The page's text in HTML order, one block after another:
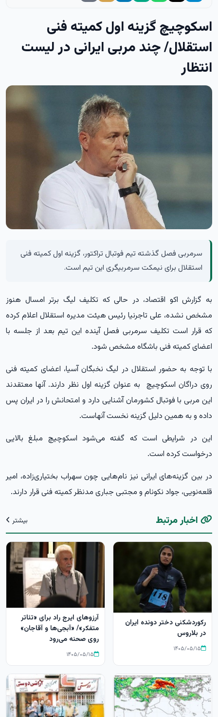
اسکوچیچ گزینه اول کمیته فنی
استقلال/ چند مربی ایرانی در لیست
انتظار
سرمربی فصل گذشته تیم فوتبال تراکتور، گزینه اول کمیته فنی
استقلال برای نیمکت سرمربیگری این تیم است.
به گزارشاکو اقتصاد، در حالی که تکلیف لیگ برتر امسال هنوز
مشخص نشده، علی تاجرنیا رئیس هیئت مدیره استقلال اعلام کرده
که قرار است تکلیف سرمربی فصل آینده این تیم بعد از جلسه با
اعضای کمیته فنی باشگاه مشخص شود.
با توجه به حضور استقلال در لیگ نخبگان آسیا، اعضای کمیته فنی
روی دراگان اسکوچیچ به عنوان گزینه اول نظر دارند. آنها معتقدند
این مربی با فوتبال کشورمان آشنایی دارد و امتحانش را در ایران پس
داده و به همین دلیل گزینه نخست آنهاست.
این در شرایطی است که گفته می‌شود اسکوچیچ مبلغ بالایی
درخواست کرده است.
در بین گزینه‌های ایرانی نیز نام‌هایی چون سهراب بختیاری‌زاده، امیر
قلعه‌نویی، جواد نکونام و مجتبی جباری مدنظر کمیته فنی قرار دارند.
اخبار مرتبط بیشتر
رکوردشکنی دختر دونده ایران
در بلاروس
۱۴۰۵/۰۵/۱۵
آرزوهای ایرج راد برای «تئاتر
متفکر»/ «آبجی‌ها و آقاجان»
روی صحنه می‌رود
۱۴۰۵/۰۵/۱۵